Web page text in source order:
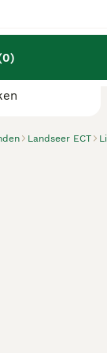
0)
Landseer ECT